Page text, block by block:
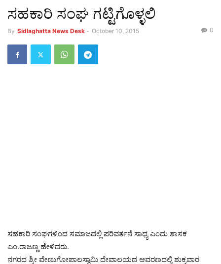
ಸಹಕಾರಿ ಸಂಘ ಗಟ್ಟಿಗೊಳ್ಳಲಿ
By Sidlaghatta News Desk - October 10, 2015 0
ಸಹಕಾರಿ ಸಂಘಗಳಿಂದ ಸಮಾಜದಲ್ಲಿ ಪರಿವರ್ತನೆ ಸಾಧ್ಯ ಎಂದು ಶಾಸಕ
ಎಂ.ರಾಜಣ್ಣ ಹೇಳಿದರು.
ನಗರದ ಶ್ರೀ ವೇಣುಗೋಪಾಲಸ್ವಾಮಿ ದೇವಾಲಯದ ಆವರಣದಲ್ಲಿ ಶುಕ್ರವಾರ